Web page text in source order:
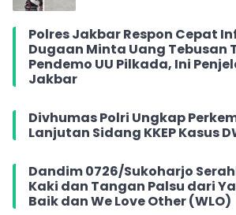
Polres Jakbar Respon Cepat
Dugaan Minta Uang Tebusan
Pendemo UU Pilkada, Ini
Jakbar
Divhumas Polri Ungkap
Lanjutan Sidang KKEP Kasus
Dandim 0726/Sukoharjo
Kaki dan Tangan Palsu dari
Baik dan We Love Other (WLO)